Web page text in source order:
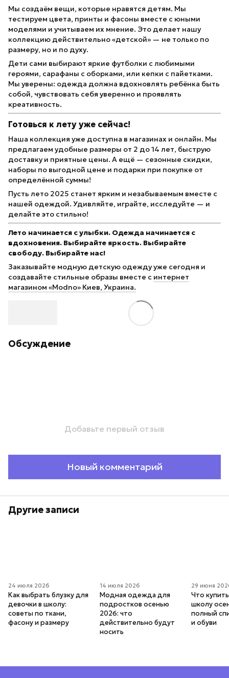
Мы создаём вещи, которые нравятся детям. Мы
тестируем цвета, принты и фасоны вместе с юными
моделями и учитываем их мнение. Это делает нашу
коллекцию действительно «детской» — не только по
размеру, но и по духу.
Дети сами выбирают яркие футболки с любимыми
героями, сарафаны с оборками, или кепки с пайетками.
Мы уверены: одежда должна вдохновлять ребёнка быть
собой, чувствовать себя уверенно и проявлять
креативность.
Готовься к лету уже сейчас!
Наша коллекция уже доступна в магазинах и онлайн. Мы
предлагаем удобные размеры от 2 до 14 лет, быструю
доставку и приятные цены. А ещё — сезонные скидки,
наборы по выгодной цене и подарки при покупке от
определённой суммы!
Пусть лето 2025 станет ярким и незабываемым вместе с
нашей одеждой. Удивляйте, играйте, исследуйте — и
делайте это стильно!
Лето начинается с улыбки. Одежда начинается с
вдохновения. Выбирайте яркость. Выбирайте
свободу. Выбирайте нас!
Заказывайте модную детскую одежду уже сегодня и
создавайте стильные образы вместе с интернет
магазином «Modno» Киев, Украина.
Обсуждение
Добавьте первый отзыв
Новый комментарий
Другие записи
24 июля 2026
Как выбрать блузку для
девочки в школу:
советы по ткани,
фасону и размеру
14 июля 2026
Модная одежда для
подростков осенью
2026: что
действительно будут
носить
29 июня
Что
школу
полный
и обуви